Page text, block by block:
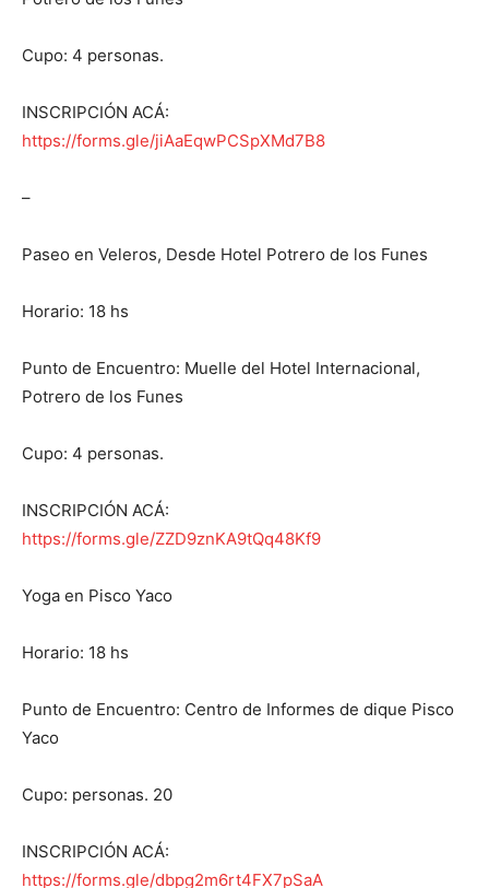
Cupo: 4 personas.
INSCRIPCIÓN ACÁ:
https://forms.gle/jiAaEqwPCSpXMd7B8
–
Paseo en Veleros, Desde Hotel Potrero de los Funes
Horario: 18 hs
Punto de Encuentro: Muelle del Hotel Internacional,
Potrero de los Funes
Cupo: 4 personas.
INSCRIPCIÓN ACÁ:
https://forms.gle/ZZD9znKA9tQq48Kf9
Yoga en Pisco Yaco
Horario: 18 hs
Punto de Encuentro: Centro de Informes de dique Pisco
Yaco
Cupo: personas. 20
INSCRIPCIÓN ACÁ:
https://forms.gle/dbpg2m6rt4FX7pSaA